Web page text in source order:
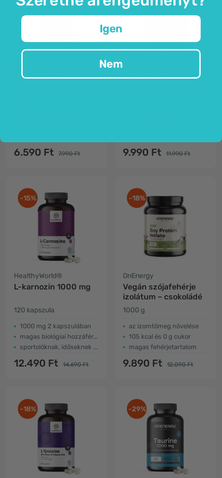
L-arginin 500 mg -
6.590 Ft 7.990 Ft
Pure kreatin-
9.990 Ft 11.990 Ft
-15%
HealthyWorld®
L-karnozin 1000 mg
120 kapszula
1000 mg 2 kapszulában
magas biológiai hozzáférhetőség
sportolóknak, időseknek ...
12.490 Ft 14.690 Ft
-18%
OnEnergy
Vegán szójafehérje
izolátum – csokoládé
1000 g
az izomtömeg növelése
105 kcal és 0 g cukor
magas fehérjetartalom
9.890 Ft 12.090 Ft
-18% -29%
Igen
Nem